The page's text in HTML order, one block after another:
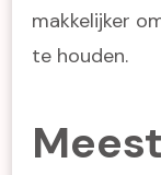
makkelijker
te houden.